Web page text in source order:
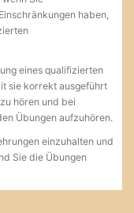
haben,
eines qualifizierten
sie korrekt ausgeführt
hören und bei
Übungen aufzuhören.
einzuhalten und
Sie die Übungen